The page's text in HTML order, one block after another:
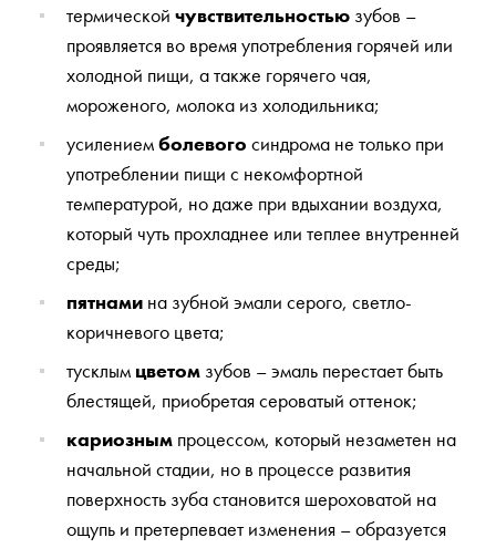
термической чувствительностью зубов –
проявляется во время употребления горячей или
холодной пищи, а также горячего чая,
мороженого, молока из холодильника;
усилениемболевого синдрома не только при
употреблении пищи с некомфортной
температурой, но даже при вдыхании воздуха,
который чуть прохладнее или теплее внутренней
среды;
пятнами на зубной эмали серого, светло-
коричневого цвета;
тусклым цветом зубов – эмаль перестает быть
блестящей, приобретая сероватый оттенок;
кариозным процессом, который незаметен на
начальной стадии, но в процессе развития
поверхность зуба становится шероховатой на
ощупь и претерпевает изменения – образуется